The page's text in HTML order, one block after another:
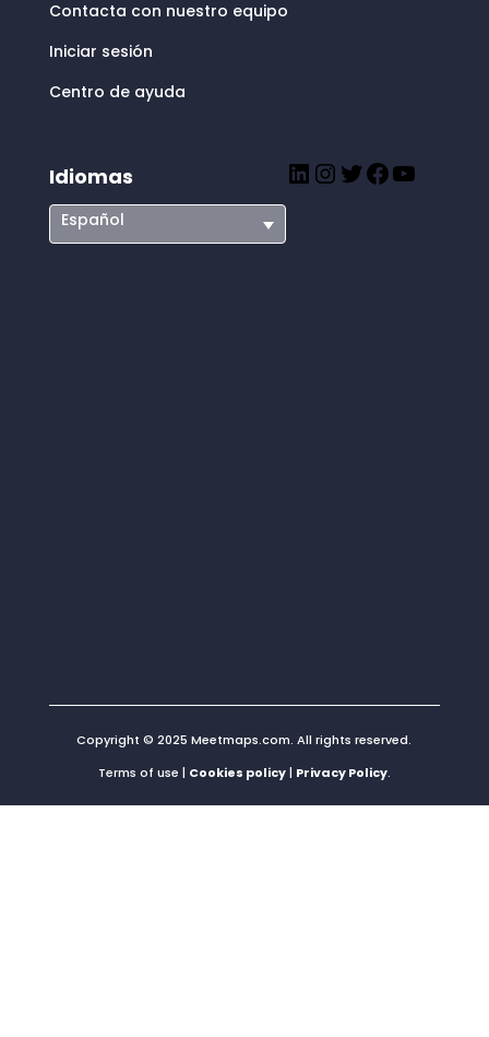
Contacta con nuestro equipo
Iniciar sesión
Centro de ayuda
Idiomas
Español
LinkedIn
Instagram
TwitterFacebook
Copyright © 2025 Meetmaps.com. All rights reserved.
Terms of use | Cookies policy| Privacy Policy.